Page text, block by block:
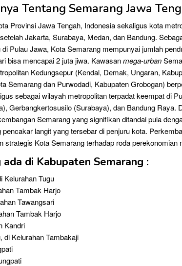
Tentang Semarang Jawa
Provinsi Jawa Tengah, Indonesia sekaligus kota
Jakarta, Surabaya, Medan, dan Bandung.
Pulau Jawa, Kota Semarang mempunyai jumlah
bisa mencapai 2 juta jiwa. Kawasanmega-urban
Kedungsepur (Kendal, Demak, Ungaran,
Semarang dan Purwodadi, Kabupaten Grobogan)
sebagai wilayah metropolitan terpadat keempat di
Gerbangkertosusilo (Surabaya), dan Bandung Raya.
Semarang yang signifikan ditandai pula
langit yang tersebar di penjuru kota.
strategis Kota Semarang terhadap roda perekonomian
di Kabupaten Semarang :
Kelurahan Tugu
Tambak Harjo
Tawangsari
Tambak Harjo
Kandri
di Kelurahan Tambakaji